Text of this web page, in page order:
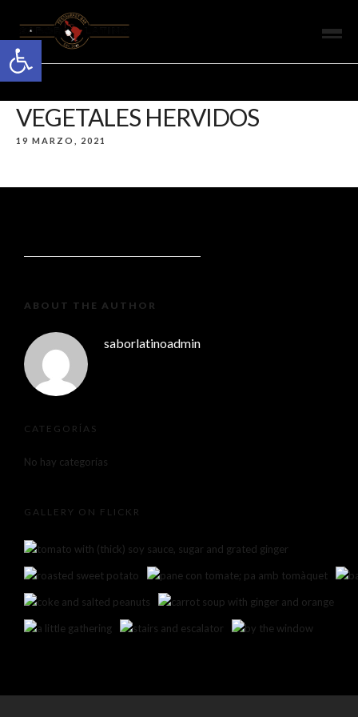
Open toolbar
VEGETALES HERVIDOS
19 MARZO, 2021
ABOUT THE AUTHOR
saborlatinoadmin
CATEGORÍAS
No hay categorías
GALLERY ON FLICKR